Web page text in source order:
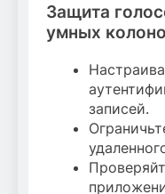
Защита
умных
записей.